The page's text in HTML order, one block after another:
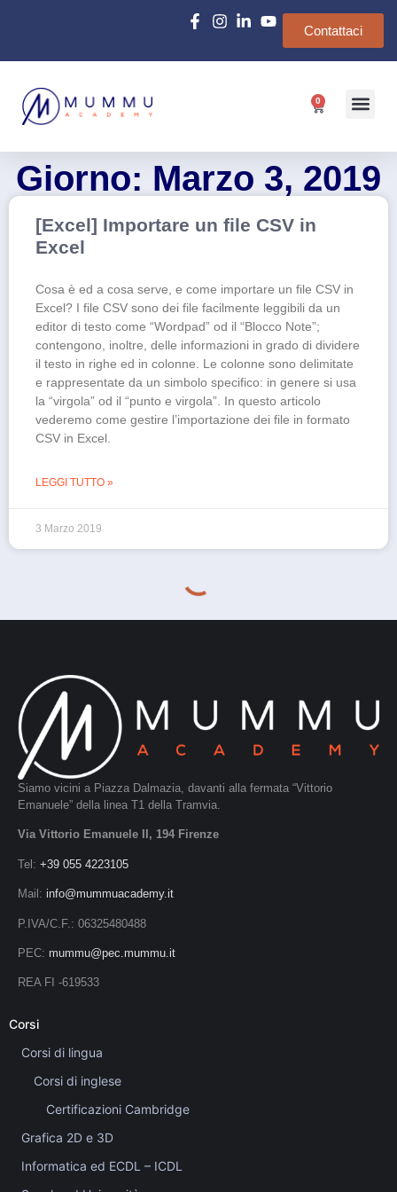
Contattaci
0
Giorno: Marzo 3, 2019
[Excel] Importare un file CSV in
Excel
Cosa è ed a cosa serve, e come importare un file CSV in
Excel? I file CSV sono dei file facilmente leggibili da un
editor di testo come “Wordpad” od il “Blocco Note”;
contengono, inoltre, delle informazioni in grado di dividere
il testo in righe ed in colonne. Le colonne sono delimitate
e rappresentate da un simbolo specifico: in genere si usa
la “virgola” od il “punto e virgola”. In questo articolo
vederemo come gestire l’importazione dei file in formato
CSV in Excel.
LEGGI TUTTO »
3 Marzo 2019
Siamo vicini a Piazza Dalmazia, davanti alla fermata “Vittorio
Emanuele” della linea T1 della Tramvia.
Via Vittorio Emanuele II, 194 Firenze
Tel: +39 055 4223105
Mail: info@mummuacademy.it
P.IVA/C.F.: 06325480488
PEC: mummu@pec.mummu.it
REA FI -619533
Corsi
Corsi di lingua
Corsi di inglese
Certificazioni Cambridge
Grafica 2D e 3D
Informatica ed ECDL – ICDL